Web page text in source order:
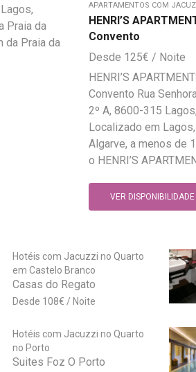
Praia da
da Praia da
APARTAMENTOS COM
HENRI’S
Convento
125€
HENRI’S
Convento Rua
2º A, 8600-315
Localizado em
Algarve, a menos de
o HENRI’S
VER DISPONIBILIDADE
Hotéis com Jacuzzi no Quarto
em Castelo Branco
Casas do Regato
108€
Hotéis com Jacuzzi no Quarto
no Porto
Suites Foz O Porto